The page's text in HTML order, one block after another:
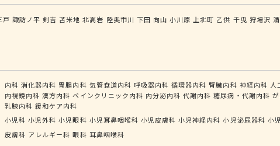
戸 諏訪ノ平 剣吉 苫米地 北高岩 陸奥市川 下田 向山 小川原 上北町 乙供 千曳 狩場沢
内科 消化器内科 胃腸内科 気管食道内科 呼吸器内科 循環器内科 腎臓内科 神経内科 人
内視鏡内科 漢方内科 ペインクリニック内科 内分泌内科 代謝内科 糖尿病・代謝内科
乳腺内科 緩和ケア内科
小児科 小児外科 小児眼科 小児耳鼻咽喉科 小児皮膚科 小児神経内科 小児泌尿器科 小
皮膚科 アレルギー科 眼科 耳鼻咽喉科